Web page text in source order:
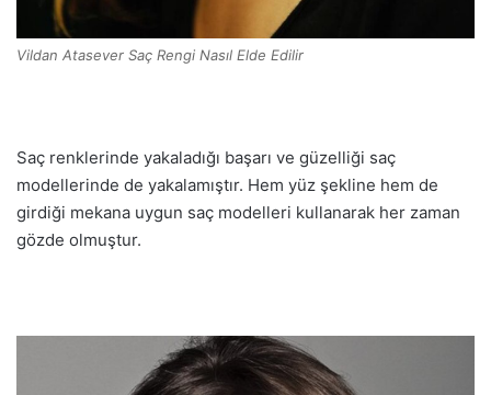
Vildan Atasever Saç Rengi Nasıl Elde Edilir
Saç renklerinde yakaladığı başarı ve güzelliği saç
modellerinde de yakalamıştır. Hem yüz şekline hem de
girdiği mekana uygun saç modelleri kullanarak her zaman
gözde olmuştur.